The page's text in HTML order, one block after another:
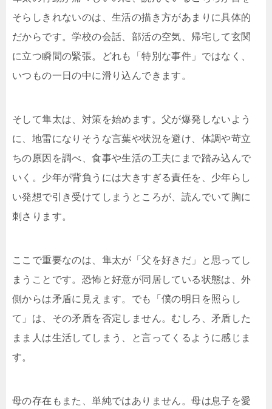
そらしきれないのは、生活の描き方があまりに具体的
だからです。学校の会話、部活の空気、帰宅して玄関
に立つ瞬間の緊張。どれも「特別な事件」ではなく、
いつもの一日の中に滑り込んできます。
そして隼太は、対策を始めます。父が爆発しないよう
に、地雷になりそうな言葉や状況を避け、体調や苛立
ちの原因を調べ、食事や生活の工夫にまで踏み込んで
いく。少年が背負うには大きすぎる責任を、少年らし
い発想で引き受けてしまうところが、読んでいて胸に
刺さります。
ここで重要なのは、隼太が「父を好きだ」と思ってし
まうことです。恐怖と好意が同居している状態は、外
側からは矛盾に見えます。でも「僕の明日を照らし
て」は、その矛盾を否定しません。むしろ、矛盾した
まま人は生活してしまう、と言ってくるように感じま
す。
母の存在もまた、単純ではありません。母は息子を愛